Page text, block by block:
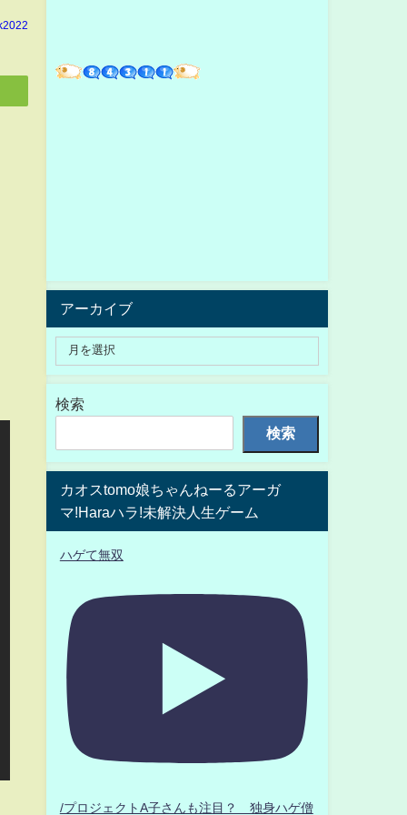
アーカイブ
検索
検索
カオスtomo娘ちゃんねーるアーガ
マ!Haraハラ!未解決人生ゲーム
ハゲて無双
/プロジェクトA子さんも注目？ 独身ハゲ僧